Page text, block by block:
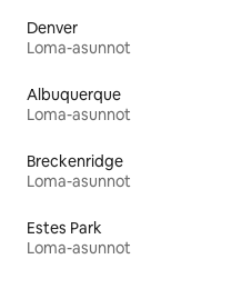
Denver
Loma-asunnot
Albuquerque
Loma-asunnot
Breckenridge
Loma-asunnot
Estes Park
Loma-asunnot